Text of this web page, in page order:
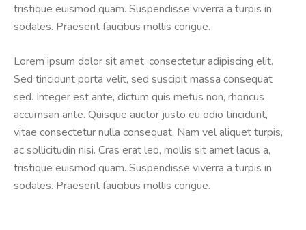
tristique euismod quam. Suspendisse viverra a turpis in
sodales. Praesent faucibus mollis congue.
Lorem ipsum dolor sit amet, consectetur adipiscing elit.
Sed tincidunt porta velit, sed suscipit massa consequat
sed. Integer est ante, dictum quis metus non, rhoncus
accumsan ante. Quisque auctor justo eu odio tincidunt,
vitae consectetur nulla consequat. Nam vel aliquet turpis,
ac sollicitudin nisi. Cras erat leo, mollis sit amet lacus a,
tristique euismod quam. Suspendisse viverra a turpis in
sodales. Praesent faucibus mollis congue.